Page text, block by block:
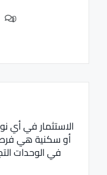
0
الاستثمار في أي
أو سكنية هي
في الوحدات